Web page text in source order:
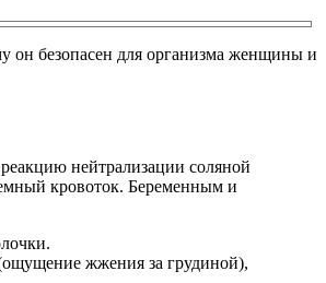
он безопасен для организма женщины и
нейтрализации соляной
кровоток. Беременным и
жжения за грудиной),